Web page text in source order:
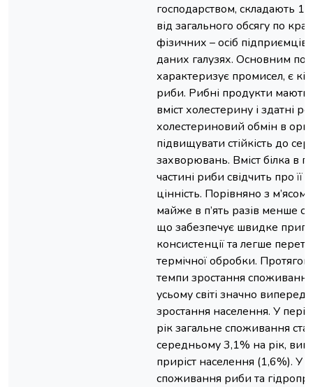
господарством, складають
від загального обсягу по
фізичних – осіб
даних галузях. Основним
характеризує промисел, є
риби. Рибні продукти
вміст холестерину і здатні
холестериновий обмін в
підвищувати стійкість до
захворювань. Вміст білка в
частині риби свідчить про її
цінність. Порівняно з м’ясом
майже в п’ять разів менше
що забезпечує швидке
консистенції та легше
термічної обробки.
темпи зростання
усьому світі значно
зростання населення. У
рік загальне споживання
середньому 3,1% на рік,
приріст населення (1,6%). У
споживання риби та